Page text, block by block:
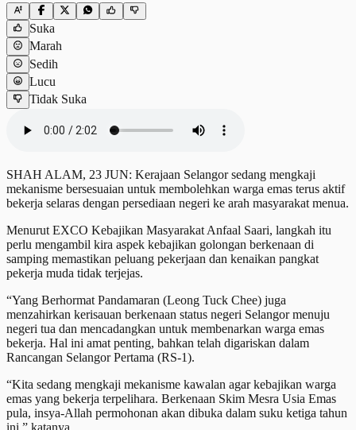
Suka
Marah
Sedih
Lucu
Tidak Suka
SHAH ALAM, 23 JUN: Kerajaan Selangor sedang mengkaji
mekanisme bersesuaian untuk membolehkan warga emas terus aktif
bekerja selaras dengan persediaan negeri ke arah masyarakat menua.
Menurut EXCO Kebajikan Masyarakat Anfaal Saari, langkah itu
perlu mengambil kira aspek kebajikan golongan berkenaan di
samping memastikan peluang pekerjaan dan kenaikan pangkat
pekerja muda tidak terjejas.
“Yang Berhormat Pandamaran (Leong Tuck Chee) juga
menzahirkan kerisauan berkenaan status negeri Selangor menuju
negeri tua dan mencadangkan untuk membenarkan warga emas
bekerja. Hal ini amat penting, bahkan telah digariskan dalam
Rancangan Selangor Pertama (RS-1).
“Kita sedang mengkaji mekanisme kawalan agar kebajikan warga
emas yang bekerja terpelihara. Berkenaan Skim Mesra Usia Emas
pula, insya-Allah permohonan akan dibuka dalam suku ketiga tahun
ini,” katanya.